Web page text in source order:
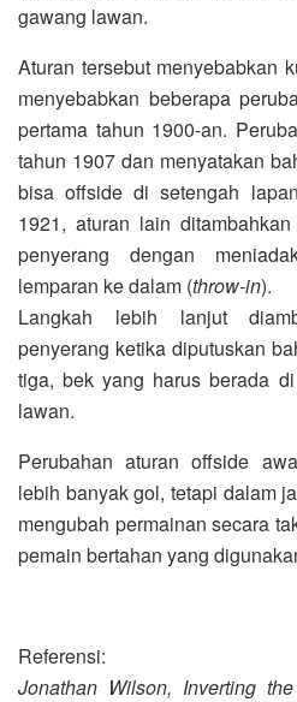
gawang lawan.
Aturan tersebut menyebabkan
menyebabkan beberapa
pertama tahun 1900-an.
tahun 1907 dan menyatakan
bisa offside di setengah
1921, aturan lain
penyerang dengan
lemparan ke dalam (throw-in).
Langkah lebih lanjut
penyerang ketika diputuskan
tiga, bek yang harus berada
lawan.
Perubahan aturan offside
lebih banyak gol, tetapi dalam
mengubah permainan secara
pemain bertahan yang
Referensi:
Jonathan Wilson, Inverting